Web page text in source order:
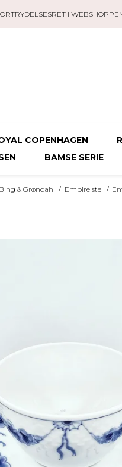
I
COPENHAGEN
BAMSE SERIE
Bing & Grøndahl / Empire stel /